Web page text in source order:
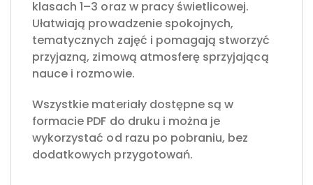
klasach 1–3 oraz w pracy świetlicowej.
Ułatwiają prowadzenie spokojnych,
tematycznych zajęć i pomagają stworzyć
przyjazną, zimową atmosferę sprzyjającą
nauce i rozmowie.
Wszystkie materiały dostępne są w
formacie PDF do druku i można je
wykorzystać od razu po pobraniu, bez
dodatkowych przygotowań.